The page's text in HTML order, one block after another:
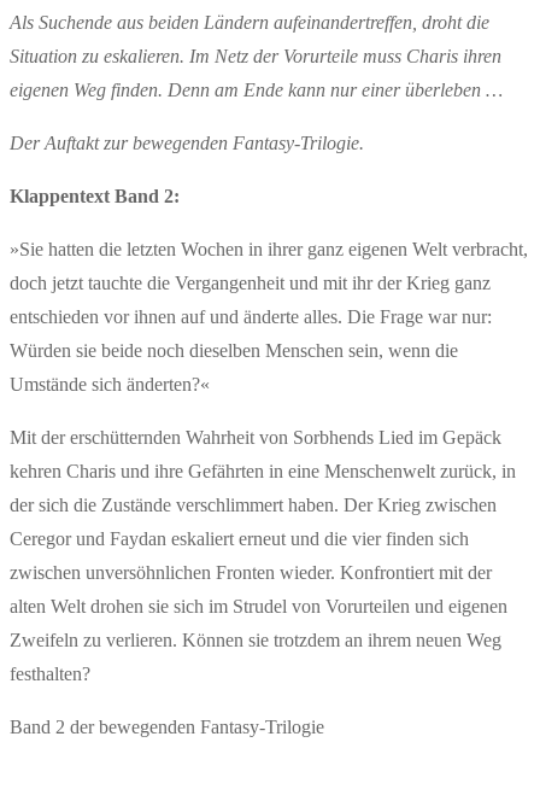
Als Suchende aus beiden Ländern aufeinandertreffen, droht die
Situation zu eskalieren. Im Netz der Vorurteile muss Charis ihren
eigenen Weg finden. Denn am Ende kann nur einer überleben …
Der Auftakt zur bewegenden Fantasy-Trilogie.
Klappentext Band 2:
»Sie hatten die letzten Wochen in ihrer ganz eigenen Welt verbracht,
doch jetzt tauchte die Vergangenheit und mit ihr der Krieg ganz
entschieden vor ihnen auf und änderte alles. Die Frage war nur:
Würden sie beide noch dieselben Menschen sein, wenn die
Umstände sich änderten?«
Mit der erschütternden Wahrheit von Sorbhends Lied im Gepäck
kehren Charis und ihre Gefährten in eine Menschenwelt zurück, in
der sich die Zustände verschlimmert haben. Der Krieg zwischen
Ceregor und Faydan eskaliert erneut und die vier finden sich
zwischen unversöhnlichen Fronten wieder. Konfrontiert mit der
alten Welt drohen sie sich im Strudel von Vorurteilen und eigenen
Zweifeln zu verlieren. Können sie trotzdem an ihrem neuen Weg
festhalten?
Band 2 der bewegenden Fantasy-Trilogie